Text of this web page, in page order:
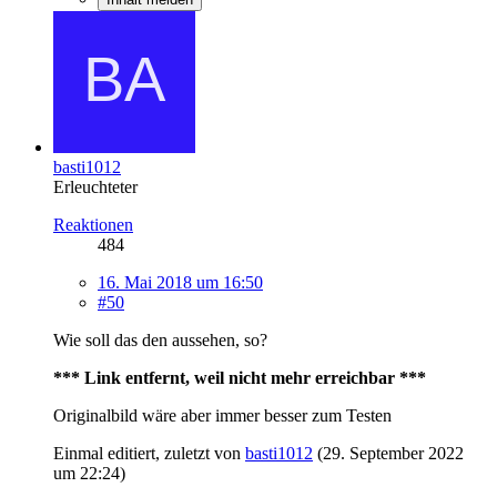
basti1012
Erleuchteter
Reaktionen
484
16. Mai 2018 um 16:50
#50
Wie soll das den aussehen, so?
*** Link entfernt, weil nicht mehr erreichbar ***
Originalbild wäre aber immer besser zum Testen
Einmal editiert, zuletzt von basti1012 (29. September 2022
um 22:24)